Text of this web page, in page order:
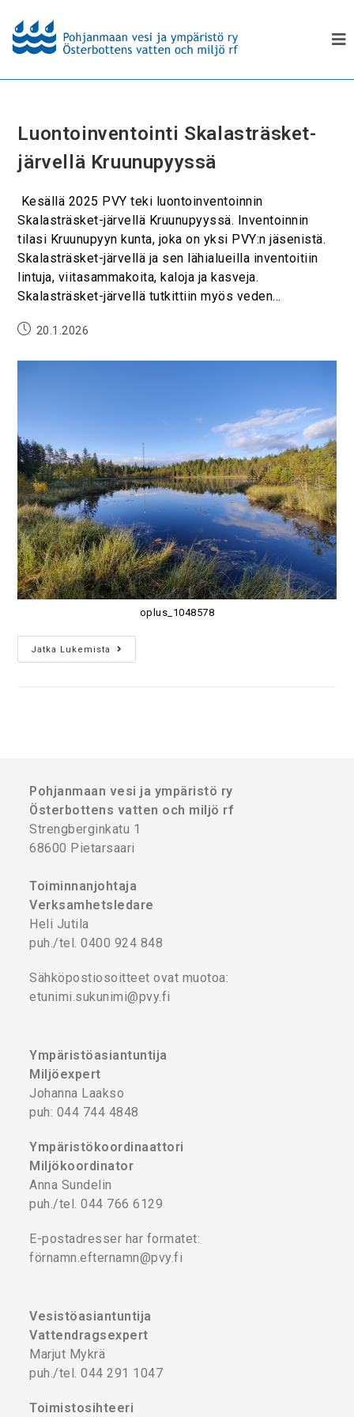
Luontoinventointi Skalasträsket-
järvellä Kruunupyyssä
Kesällä 2025 PVY teki luontoinventoinnin
Skalasträsket-järvellä Kruunupyyssä. Inventoinnin
tilasi Kruunupyyn kunta, joka on yksi PVY:n jäsenistä.
Skalasträsket-järvellä ja sen lähialueilla inventoitiin
lintuja, viitasammakoita, kaloja ja kasveja.
Skalasträsket-järvellä tutkittiin myös veden…
20.1.2026
oplus_1048578
Jatka Lukemista
Pohjanmaan vesi ja ympäristö ry
Österbottens vatten och miljö rf
Strengberginkatu 1
68600 Pietarsaari
Toiminnanjohtaja
Verksamhetsledare
Heli Jutila
puh./tel. 0400 924 848
Sähköpostiosoitteet ovat muotoa:
etunimi.sukunimi@pvy.fi
Ympäristöasiantuntija
Miljöexpert
Johanna Laakso
puh: 044 744 4848
Ympäristökoordinaattori
Miljökoordinator
Anna Sundelin
puh./tel. 044 766 6129
E-postadresser har formatet:
förnamn.efternamn@pvy.fi
Vesistöasiantuntija
Vattendragsexpert
Marjut Mykrä
puh./tel. 044 291 1047
Toimistosihteeri